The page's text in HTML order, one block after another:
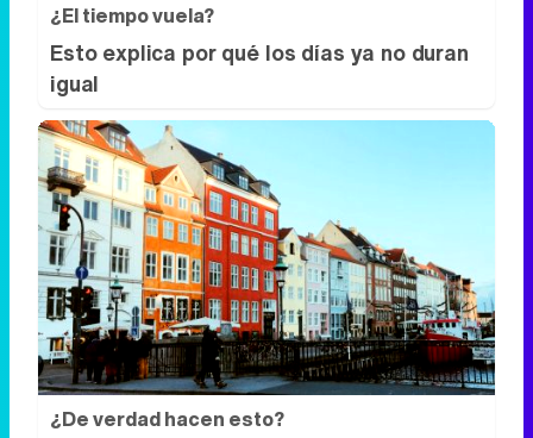
¿El tiempo vuela?
Esto explica por qué los días ya no duran
igual
¿De verdad hacen esto?